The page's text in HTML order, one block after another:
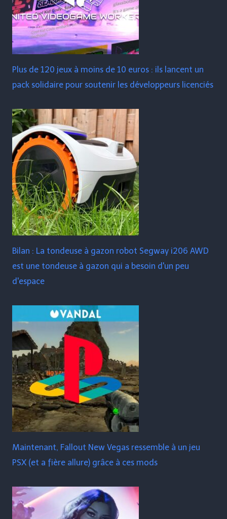
Plus de 120 jeux à moins de 10 euros : ils lancent un
pack solidaire pour soutenir les développeurs licenciés
Bilan : La tondeuse à gazon robot Segway i206 AWD
est une tondeuse à gazon qui a besoin d'un peu
d'espace
Maintenant, Fallout New Vegas ressemble à un jeu
PSX (et a fière allure) grâce à ces mods